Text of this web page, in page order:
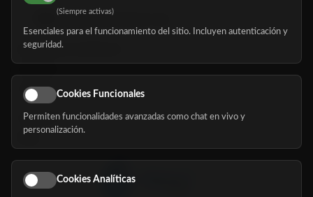
hola@mundomayor.com
Buscador de residencias
Eventos
Nosotros
(Siempre activas)
Esenciales para el funcionamiento del sitio. Incluyen autenticación y
seguridad.
Cookies Funcionales
Permiten funcionalidades avanzadas como chat en vivo y
personalización.
Cookies Analíticas